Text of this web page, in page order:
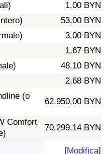
1,00 BYN
53,00 BYN
3,00 BYN
1,67 BYN
48,10 BYN
2,68 BYN
(o
62.950,00 BYN
Comfort
70.299,14 BYN
[Modifica]